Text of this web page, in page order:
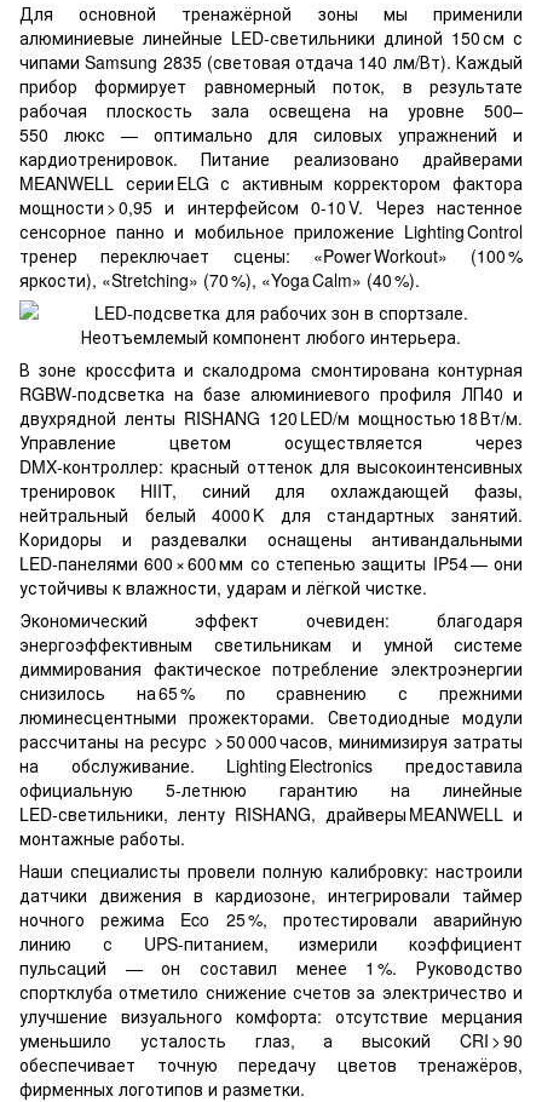
Для основной тренажёрной зоны мы применили
алюминиевые линейные LED‑светильники длиной 150 см с
чипами Samsung 2835 (световая отдача 140 лм/Вт). Каждый
прибор формирует равномерный поток, в результате
рабочая плоскость зала освещена на уровне 500–
550 люкс — оптимально для силовых упражнений и
кардиотренировок. Питание реализовано драйверами
MEANWELL серии ELG с активным корректором фактора
мощности > 0,95 и интерфейсом 0‑10 V. Через настенное
сенсорное панно и мобильное приложение Lighting Control
тренер переключает сцены: «Power Workout» (100 %
яркости), «Stretching» (70 %), «Yoga Calm» (40 %).
В зоне кроссфита и скалодрома смонтирована контурная
RGBW‑подсветка на базе алюминиевого профиля ЛП40 и
двухрядной ленты RISHANG 120 LED/м мощностью 18 Вт/м.
Управление цветом осуществляется через
DMX‑контроллер: красный оттенок для высокоинтенсивных
тренировок HIIT, синий для охлаждающей фазы,
нейтральный белый 4000 K для стандартных занятий.
Коридоры и раздевалки оснащены антивандальными
LED‑панелями 600 × 600 мм со степенью защиты IP54 — они
устойчивы к влажности, ударам и лёгкой чистке.
Экономический эффект очевиден: благодаря
энергоэффективным светильникам и умной системе
диммирования фактическое потребление электроэнергии
снизилось на 65 % по сравнению с прежними
люминесцентными прожекторами. Светодиодные модули
рассчитаны на ресурс > 50 000 часов, минимизируя затраты
на обслуживание. Lighting Electronics предоставила
официальную 5‑летнюю гарантию на линейные
LED‑светильники, ленту RISHANG, драйверы MEANWELL и
монтажные работы.
Наши специалисты провели полную калибровку: настроили
датчики движения в кардиозоне, интегрировали таймер
ночного режима Eco 25 %, протестировали аварийную
линию с UPS‑питанием, измерили коэффициент
пульсаций — он составил менее 1 %. Руководство
спортклуба отметило снижение счетов за электричество и
улучшение визуального комфорта: отсутствие мерцания
уменьшило усталость глаз, а высокий CRI > 90
обеспечивает точную передачу цветов тренажёров,
фирменных логотипов и разметки.